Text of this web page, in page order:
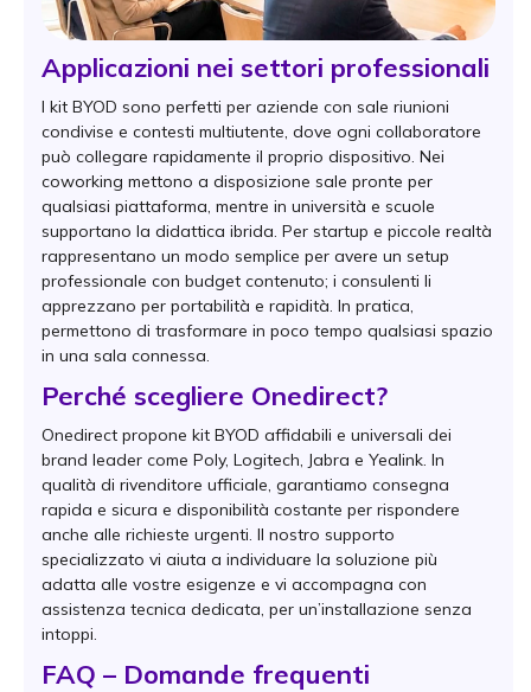
Applicazioni nei settori professionali
I kit BYOD sono perfetti per aziende con sale riunioni
condivise e contesti multiutente, dove ogni collaboratore
può collegare rapidamente il proprio dispositivo. Nei
coworking mettono a disposizione sale pronte per
qualsiasi piattaforma, mentre in università e scuole
supportano la didattica ibrida. Per startup e piccole realtà
rappresentano un modo semplice per avere un setup
professionale con budget contenuto; i consulenti li
apprezzano per portabilità e rapidità. In pratica,
permettono di trasformare in poco tempo qualsiasi spazio
in una sala connessa.
Perché scegliere Onedirect?
Onedirect propone kit BYOD affidabili e universali dei
brand leader come Poly, Logitech, Jabra e Yealink. In
qualità di rivenditore ufficiale, garantiamo consegna
rapida e sicura e disponibilità costante per rispondere
anche alle richieste urgenti. Il nostro supporto
specializzato vi aiuta a individuare la soluzione più
adatta alle vostre esigenze e vi accompagna con
assistenza tecnica dedicata, per un’installazione senza
intoppi.
FAQ – Domande frequenti